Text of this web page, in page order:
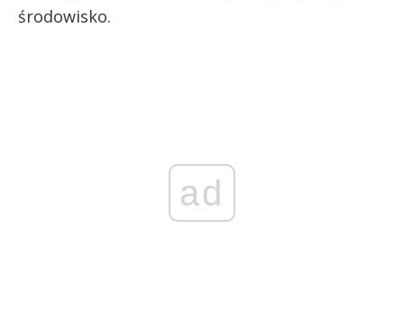
środowisko.
ad